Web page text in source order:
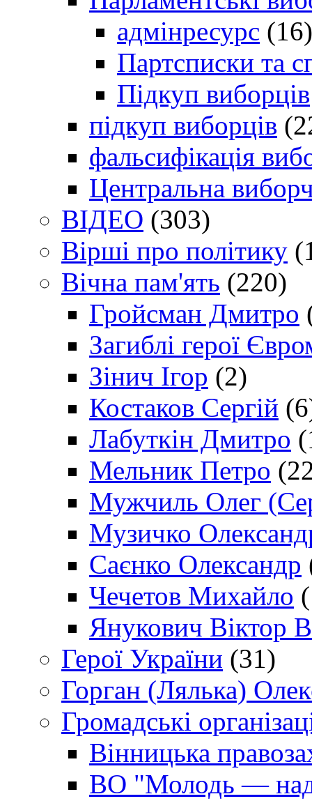
адмінресурс (16)
Партсписки та
Підкуп виборців
підкуп виборців
фальсифікація
Центральна
ВІДЕО (303)
Вірші про політику
Вічна пам'ять (220)
Гройсман Дмитро
Загиблі герої
Зінич Ігор (2)
Костаков Сергій
Лабуткін Дмитро
Мельник Петро
Мужчиль Олег
Музичко
Саєнко Олександр
Чечетов Михайло
Янукович Віктор
Герої України (31)
Горган (Лялька)
Громадські
Вінницька
ВО "Молодь —